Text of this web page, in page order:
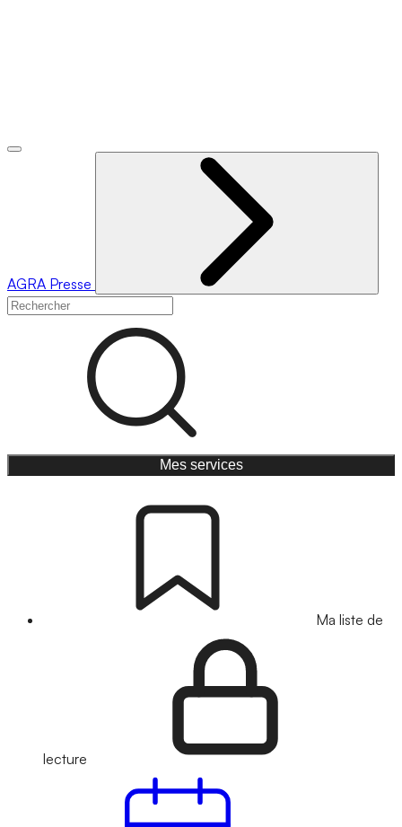
AGRA Presse
Mes services
Ma liste de
lecture